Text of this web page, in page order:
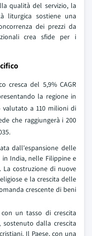
qualità del servizio, la
liturgica sostiene una
dei prezzi da
crea sfide per i
cresca del 5,9% CAGR
la regione in
a 110 milioni di
che raggiungerà i 200
dall'espansione delle
India, nelle Filippine e
La costruzione di nuove
e la crescita delle
crescente di beni
un tasso di crescita
sostenuto dalla crescita
Il Paese, con una